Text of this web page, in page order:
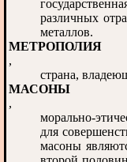
различных
металлов.
МЕТРОПОЛИЯ
,
страна,
МАСОНЫ
,
морально-
для
масоны